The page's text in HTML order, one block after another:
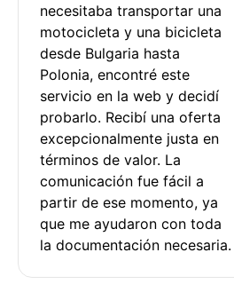
necesitaba transportar una
motocicleta y una bicicleta
desde Bulgaria hasta
Polonia, encontré este
servicio en la web y decidí
probarlo. Recibí una oferta
excepcionalmente justa en
términos de valor. La
comunicación fue fácil a
partir de ese momento, ya
que me ayudaron con toda
la documentación necesaria.